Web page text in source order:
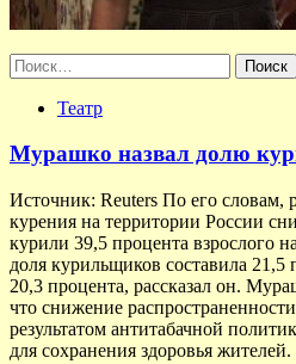
Найти:
Театр
Мурашко назвал долю
Источник: Reuters По его словам,
курения на территории России
курили 39,5 процента взрослого
доля курильщиков составила
20,3 процента, рассказал он.
что снижение
результатом антитабачной
для сохранения здоровья